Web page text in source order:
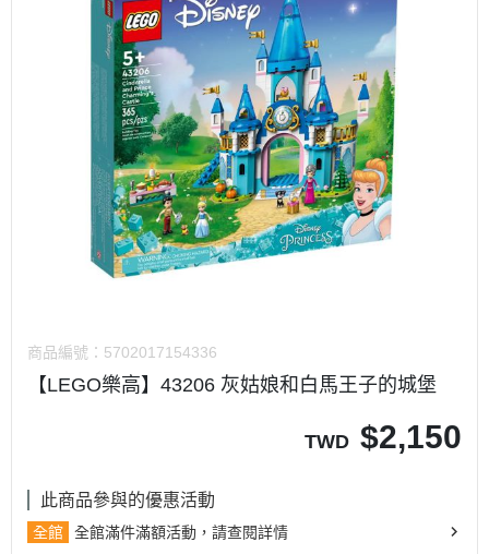
商品編號： 5702017154336
【LEGO樂高】43206 灰姑娘和白馬王子的城堡
TWD $2,150
此商品參與的優惠活動
全館 全館滿件滿額活動，請查閱詳情